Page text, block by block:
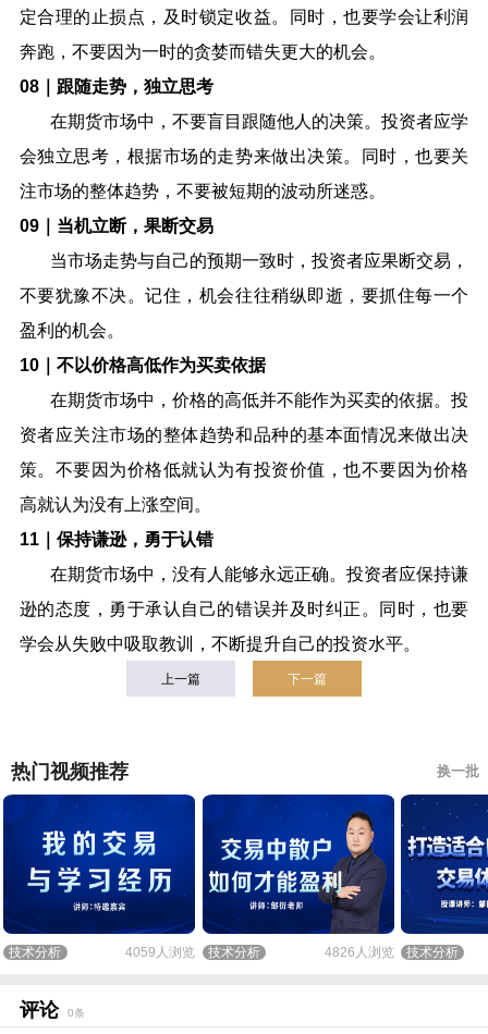
定合理的止损点，及时锁定收益。同时，也要学会让利润
奔跑，不要因为一时的贪婪而错失更大的机会。
08｜跟随走势，独立思考
在期货市场中，不要盲目跟随他人的决策。投资者应学
会独立思考，根据市场的走势来做出决策。同时，也要关
注市场的整体趋势，不要被短期的波动所迷惑。
09｜当机立断，果断交易
当市场走势与自己的预期一致时，投资者应果断交易，
不要犹豫不决。记住，机会往往稍纵即逝，要抓住每一个
盈利的机会。
10｜不以价格高低作为买卖依据
在期货市场中，价格的高低并不能作为买卖的依据。投
资者应关注市场的整体趋势和品种的基本面情况来做出决
策。不要因为价格低就认为有投资价值，也不要因为价格
高就认为没有上涨空间。
11｜保持谦逊，勇于认错
在期货市场中，没有人能够永远正确。投资者应保持谦
逊的态度，勇于承认自己的错误并及时纠正。同时，也要
学会从失败中吸取教训，不断提升自己的投资水平。
上一篇 下一篇
热门视频推荐 换一批
技术分析 4059人浏览 技术分析 4826人浏览 技术分析
评论 0条